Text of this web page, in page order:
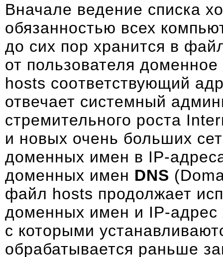
Вначале ведение списка
обязанностью всех
до сих пор хранится в
от пользователя
hosts cooтветствующий
отвечает системный
стремительного роста
и новых очень больших
доменных имен в IP-
доменных имен DNS
файл hosts продолжает
доменных имен и IP-адрес
с которыми
обрабатывается раньше